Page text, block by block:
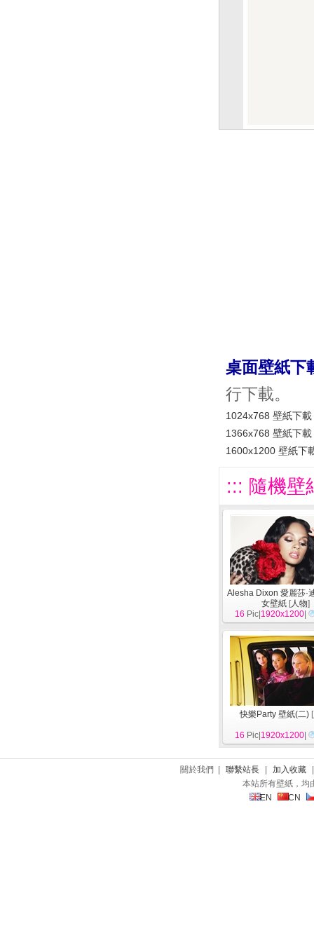
桌面壁紙下
行下載。
1024x768 壁紙下載
1366x768 壁紙下載
1600x1200 壁紙下
::: 隨機壁
Alesha Dixon 愛麗莎·
女壁紙 [人物]
16 Pic| 1920x1200
快樂Party 壁紙(二) [
16 Pic| 1920x1200
關於我們 | 聯繫站長 加入收藏
本站所有壁紙，均
EN
CN